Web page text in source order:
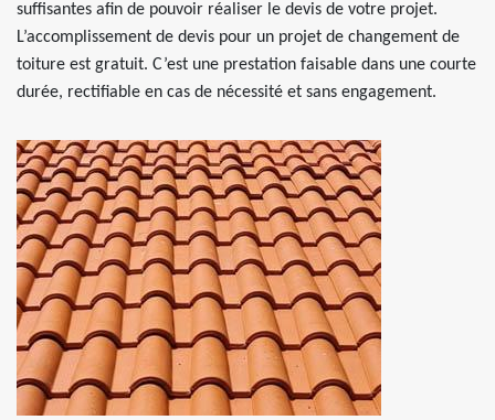
suffisantes afin de pouvoir réaliser le devis de votre projet.
L’accomplissement de devis pour un projet de changement de
toiture est gratuit. C’est une prestation faisable dans une courte
durée, rectifiable en cas de nécessité et sans engagement.